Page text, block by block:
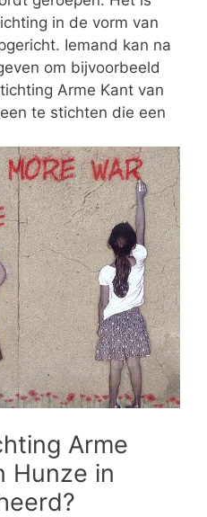
in de vorm van
Iemand kan na
om bijvoorbeeld
Arme Kant van
te stichten die een
Arme
Hunze in